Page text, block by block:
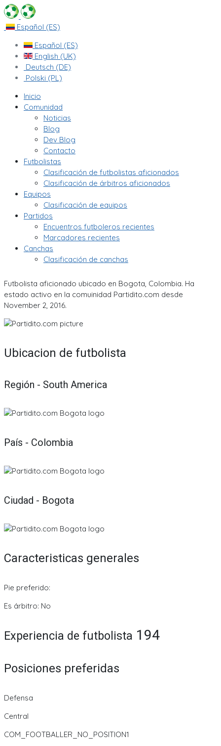
Español (ES)
Español (ES)
English (UK)
Deutsch (DE)
Polski (PL)
Inicio
Comunidad
Noticias
Blog
Dev Blog
Contacto
Futbolistas
Clasificación de futbolistas aficionados
Clasificación de árbitros aficionados
Equipos
Clasificación de equipos
Partidos
Encuentros futboleros recientes
Marcadores recientes
Canchas
Clasificación de canchas
Futbolista aficionado ubicado en Bogota, Colombia. Ha
estado activo en la comuinidad Partidito.com desde
November 2, 2016.
Ubicacion de futbolista
Región - South America
País - Colombia
Ciudad - Bogota
Caracteristicas generales
Pie preferido:
Es árbitro: No
Experiencia de futbolista 194
Posiciones preferidas
Defensa
Central
COM_FOOTBALLER_NO_POSITION1